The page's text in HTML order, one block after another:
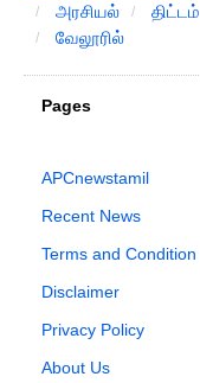
அரசியல்
திட்டம்
வேலூரில்
Pages
APCnewstamil
Recent News
Terms and Condition
Disclaimer
Privacy Policy
About Us